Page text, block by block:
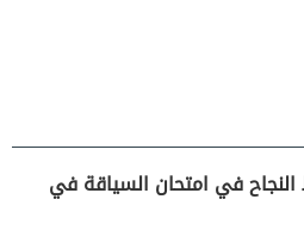
في امتحان السياقة في